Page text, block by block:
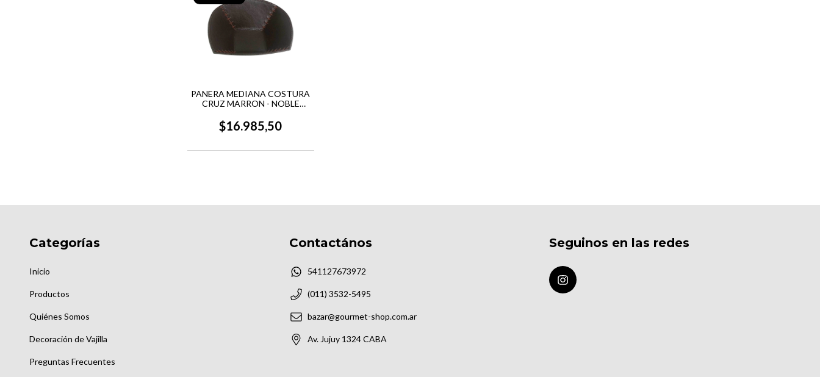
PANERA MEDIANA COSTURA
CRUZ MARRON - NOBLE
$16.985,50
Categorías
Inicio
Productos
Quiénes Somos
Decoración de Vajilla
Preguntas Frecuentes
Contactános
541127673972
(011) 3532-5495
bazar@gourmet-shop.com.ar
Av. Jujuy 1324 CABA
Seguinos en las redes